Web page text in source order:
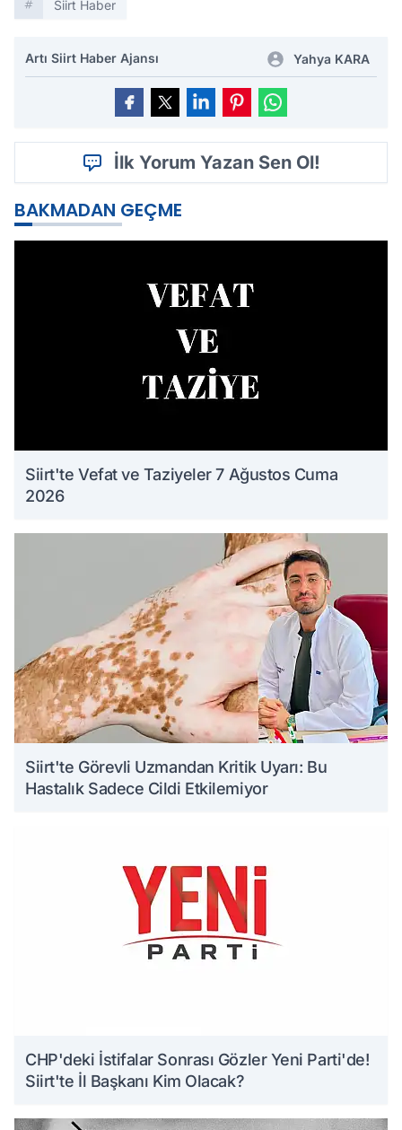
Siirt Haber
Artı Siirt Haber Ajansı Yahya KARA
İlk Yorum Yazan Sen Ol!
BAKMADAN GEÇME
Siirt'te Vefat ve Taziyeler 7 Ağustos Cuma
2026
Siirt'te Görevli Uzmandan Kritik Uyarı: Bu
Hastalık Sadece Cildi Etkilemiyor
CHP'deki İstifalar Sonrası Gözler Yeni Parti'de!
Siirt'te İl Başkanı Kim Olacak?